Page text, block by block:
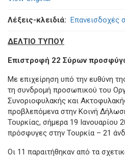
Λέξεις-κλειδιά Επανεισδοχές
ΔΕΛΤΙΟ ΤΥΠΟΥ
Επιστροφή 22 Σύρων
Με επιχείρηση υπό την ευθύνη
τη συνδρομή προσωπικού του
Συνοριοφυλακής και
προβλεπόμενα στην Κοινή
Τουρκίας, σήμερα 19 Ιανουαρίου
πρόσφυγες στην Τουρκία – 21
Οι 11 παραιτήθηκαν από τα